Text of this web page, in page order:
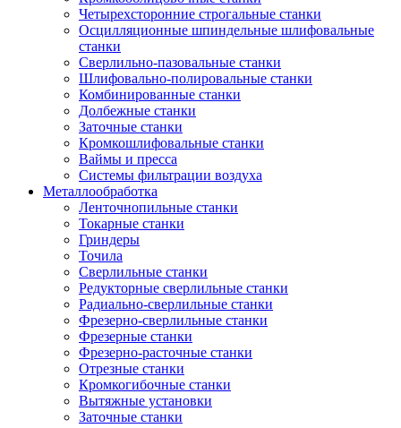
Четырехсторонние строгальные станки
Осцилляционные шпиндельные шлифовальные
станки
Сверлильно-пазовальные станки
Шлифовально-полировальные станки
Комбинированные станки
Долбежные станки
Заточные станки
Кромкошлифовальные станки
Ваймы и пресса
Системы фильтрации воздуха
Металлообработка
Ленточнопильные станки
Токарные станки
Гриндеры
Точила
Сверлильные станки
Редукторные сверлильные станки
Радиально-сверлильные станки
Фрезерно-сверлильные станки
Фрезерные станки
Фрезерно-расточные станки
Отрезные станки
Кромкогибочные станки
Вытяжные установки
Заточные станки